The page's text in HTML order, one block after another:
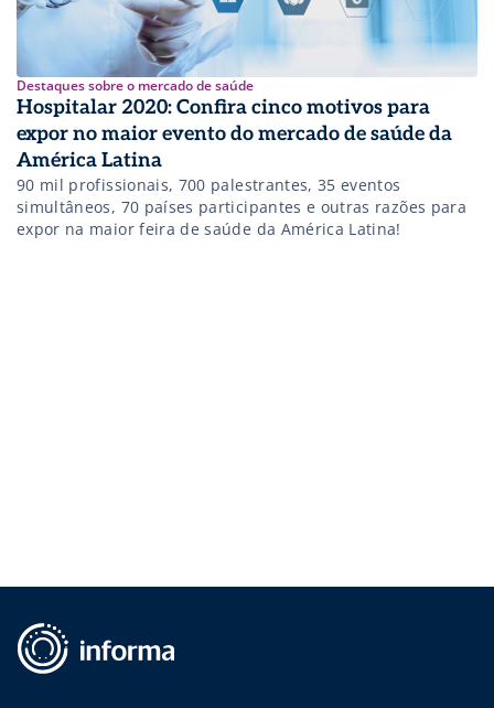
Destaques sobre o mercado de saúde
Hospitalar 2020: Confira cinco motivos para
expor no maior evento do mercado de saúde da
América Latina
90 mil profissionais, 700 palestrantes, 35 eventos
simultâneos, 70 países participantes e outras razões para
expor na maior feira de saúde da América Latina!